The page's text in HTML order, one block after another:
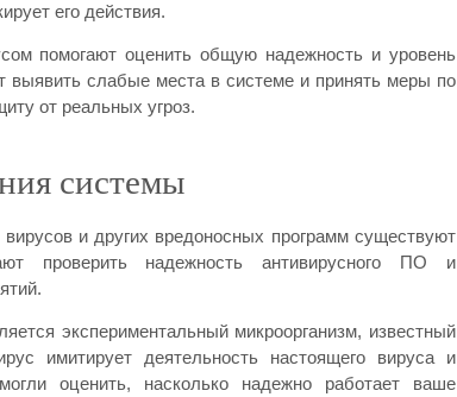
его действия.
помогают оценить общую надежность и уровень
выявить слабые места в системе и принять меры по
от реальных угроз.
системы
и других вредоносных программ существуют
проверить надежность антивирусного ПО и
экспериментальный микроорганизм, известный
имитирует деятельность настоящего вируса и
оценить, насколько надежно работает ваше